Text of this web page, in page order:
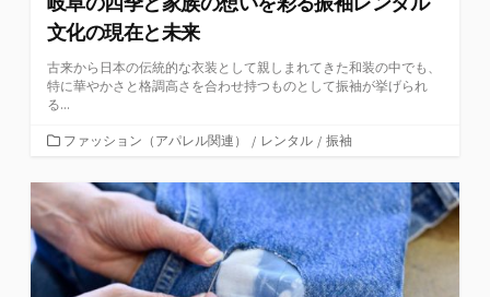
文化の現在と未来
古来から日本の伝統的な衣装として親しまれてきた和装の中でも、
特に華やかさと格調高さを合わせ持つものとして振袖が挙げられ
る...
カ
ゴ
リ
ー
ファッション（アパレル関連） / レンタル / 振袖